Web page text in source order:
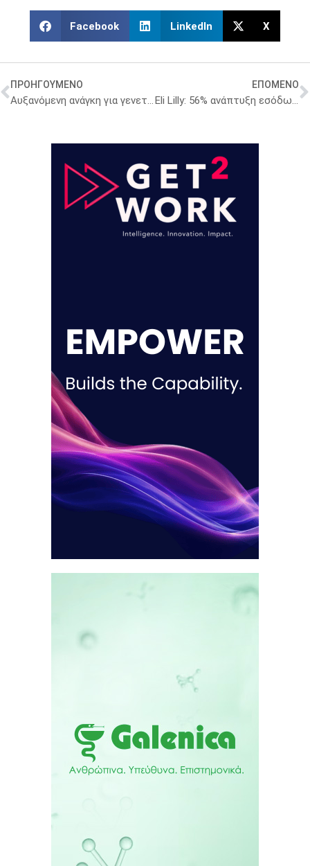
Facebook LinkedIn X
ΠΡΟΗΓΟΥΜΕΝΟ
Αυξανόμενη ανάγκη για γενετικές υπηρεσίες
ΕΠΟΜΕΝΟ
Eli Lilly: 56% ανάπτυξη εσόδων το πρώτο 3μηνο του 2026